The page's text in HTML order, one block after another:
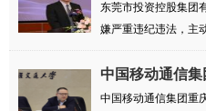
记、...
东莞市投资控股集团
嫌严重违纪违法，主
中国移动通信
党支...
中国移动通信集团重